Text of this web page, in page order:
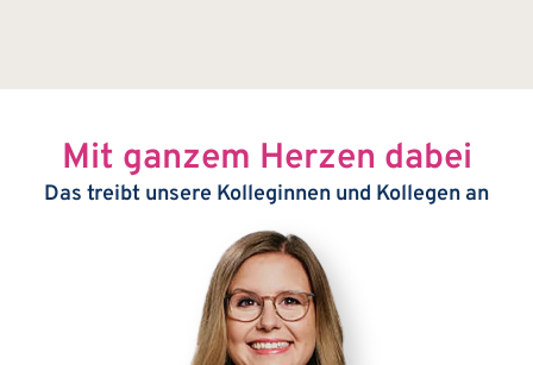
Mit ganzem Herzen dabei
Das treibt unsere Kolleginnen und Kollegen an